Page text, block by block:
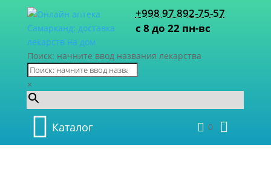
+998 97 892-75-57
с 8 до 22 пн-вс
Поиск: начните ввод названия лекарства
×
Каталог 0